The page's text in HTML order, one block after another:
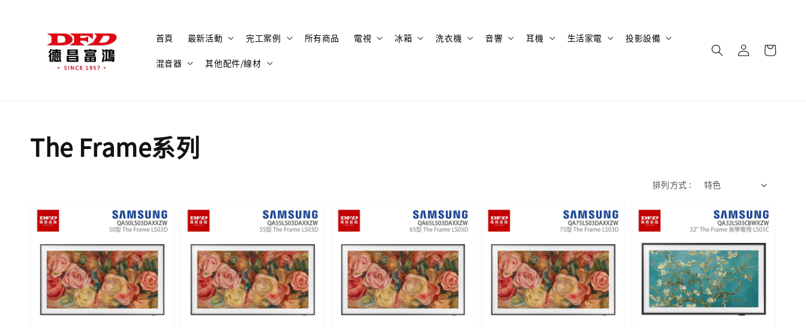
首頁 最新活動 完工案例 所有商品 電視 冰箱 洗衣機 音響 耳機 生活家電 投影設備
混音器 其他配件/線材
The Frame系列
排列方式 :